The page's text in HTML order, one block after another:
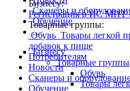
Сканеры и
Обучение
...
Бизнесу
Товарные группы
Обувь
Товары
Бизнесу:
Регистрация в ИС МПТ
Товарные группы:
Обувь Товары легкой
добавок к пище
Потребителям
Новости
Сканеры и
Обучение